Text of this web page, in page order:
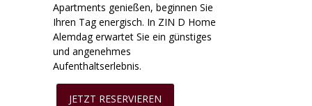
Apartments genießen, beginnen Sie
Ihren Tag energisch. In ZIN D Home
Alemdag erwartet Sie ein günstiges
und angenehmes
Aufenthaltserlebnis.
JETZT RESERVIEREN